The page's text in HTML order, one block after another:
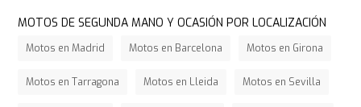
MOTOS DE SEGUNDA MANO Y OCASIÓN POR LOCALIZACIÓN
Motos en Madrid Motos en Barcelona Motos en Girona
Motos en Tarragona Motos en Lleida Motos en Sevilla